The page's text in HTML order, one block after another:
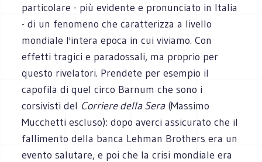
particolare - più evidente e pronunciato in Italia
- di un fenomeno che caratterizza a livello
mondiale l'intera epoca in cui viviamo. Con
effetti tragici e paradossali, ma proprio per
questo rivelatori. Prendete per esempio il
capofila di quel circo Barnum che sono i
corsivisti del Corriere della Sera(Massimo
Mucchetti escluso): dopo averci assicurato che il
fallimento della banca Lehman Brothers era un
evento salutare, e poi che la crisi mondiale era